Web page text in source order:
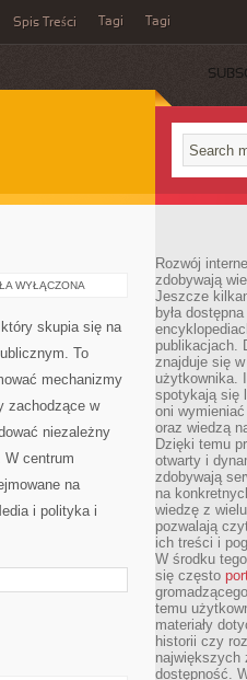
Spis Treści Tagi Tagi
WYŁĄCZONA
skupia się na
To
mechanizmy
zachodzące w
niezależny
centrum
na
i polityka i
Rozwój
zdobywają
Jeszcze
była
publikacjach.
znajduje się
użytkownika.
spotykają się
oni
oraz wiedzą
Dzięki temu
otwarty i
zdobywają
na
wiedzę z
pozwalają
ich treści i
W środku
się często
temu
materiały
historii czy
największych
dostępność.